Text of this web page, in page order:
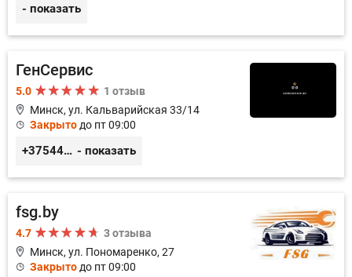
- показать
ГенСервис
5.0
1 отзыв
Минск, ул. Кальварийская 33/14
Закрыто до пт 09:00
+375444649592 - показать
fsg.by
4.7
3 отзыва
Минск, ул. Пономаренко, 27
Закрыто до пт 09:00